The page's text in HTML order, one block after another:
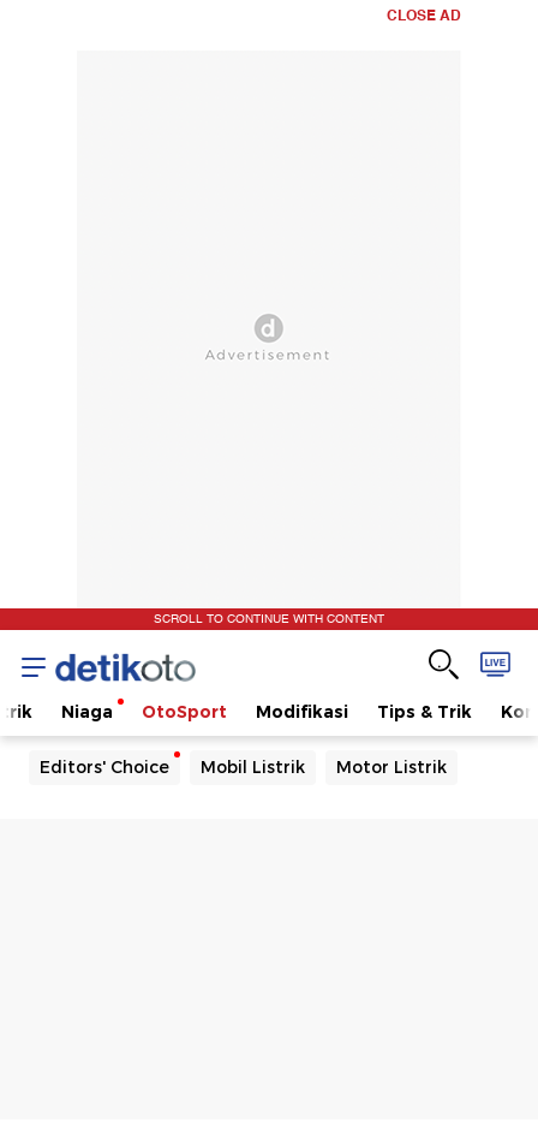
CLOSE AD
SCROLL TO CONTINUE WITH CONTENT
Niaga OtoSport Modifikasi Tips & Trik
Editors' Choice Mobil Listrik Motor Listrik